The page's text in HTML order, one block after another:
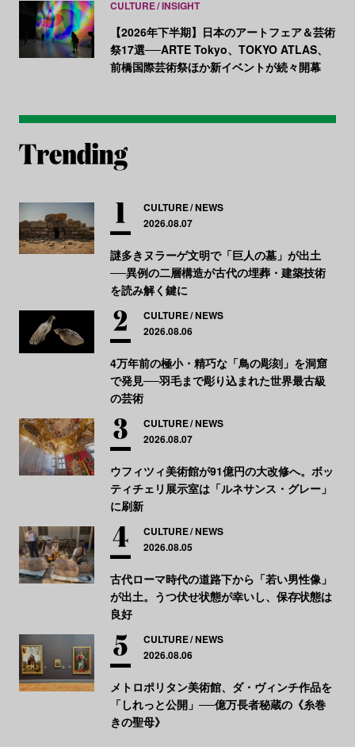
CULTURE INSIGHT
【2026年下半期】日本のアートフェア＆芸術
祭17選──ARTE Tokyo、TOKYO ATLAS、
前橋国際芸術祭ほか新イベントが続々開幕
CULTURE NEWS
2026.08.07
謎多きヌラーゲ文明で「巨人の墓」が出土
──異例の二層構造が古代の埋葬・建築技術
を読み解く鍵に
CULTURE NEWS
2026.08.06
4万年前の極小・精巧な「鳥の彫刻」を洞窟
で発見──羽毛まで彫り込まれた世界最古級
の芸術
CULTURE NEWS
2026.08.07
ウフィツィ美術館が91億円の大改修へ。ボッ
ティチェリ展示室は「ルネサンス・グレー」
に刷新
CULTURE NEWS
2026.08.05
古代ローマ時代の道路下から「若い男性像」
が出土。うつ伏せ状態が幸いし、保存状態は
良好
CULTURE NEWS
2026.08.06
メトロポリタン美術館、ダ・ヴィンチ作品を
「しれっと公開」──億万長者秘蔵の《糸巻
きの聖母》